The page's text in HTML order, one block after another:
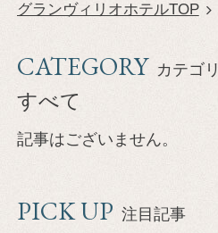
グランヴィリオホテルTOP
CATEGORY カテゴリ
すべて
記事はございません。
PICK UP 注目記事